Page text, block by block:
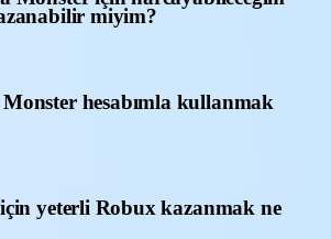
miyim?
hesabımla kullanmak
yeterli Robux kazanmak ne